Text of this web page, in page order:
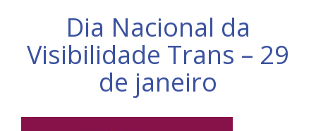
Dia Nacional da
Visibilidade Trans – 29
de janeiro